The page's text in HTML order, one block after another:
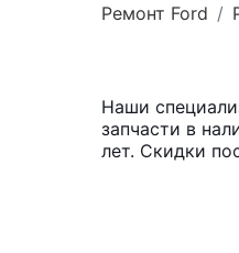
Ремонт Ford
Наши
запчасти в
лет. Скидки